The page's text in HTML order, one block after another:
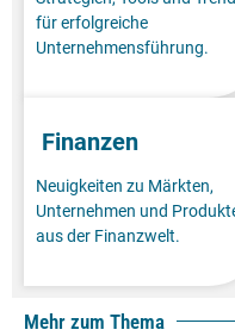
für erfolgreiche
Unternehmensführung.
Finanzen
Neuigkeiten zu Märkten,
Unternehmen und
aus der Finanzwelt.
Mehr zum Thema